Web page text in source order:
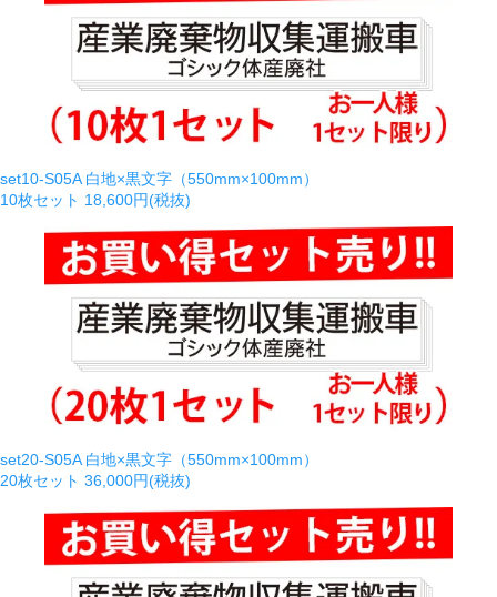
set10-S05A 白地×黒文字（550mm×100mm）
10枚セット 18,600円(税抜)
set20-S05A 白地×黒文字（550mm×100mm）
20枚セット 36,000円(税抜)